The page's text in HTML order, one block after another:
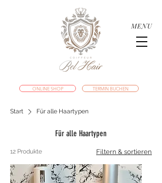
MENU
ONLINE SHOP TERMIN BUCHEN
Start Für alle Haartypen
Für alle Haartypen
12 Produkte Filtern & sortieren